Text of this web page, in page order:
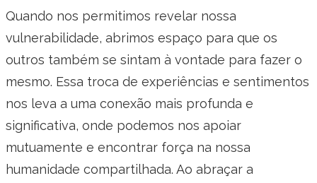
Quando nos permitimos revelar nossa
vulnerabilidade, abrimos espaço para que os
outros também se sintam à vontade para fazer o
mesmo. Essa troca de experiências e sentimentos
nos leva a uma conexão mais profunda e
significativa, onde podemos nos apoiar
mutuamente e encontrar força na nossa
humanidade compartilhada. Ao abraçar a